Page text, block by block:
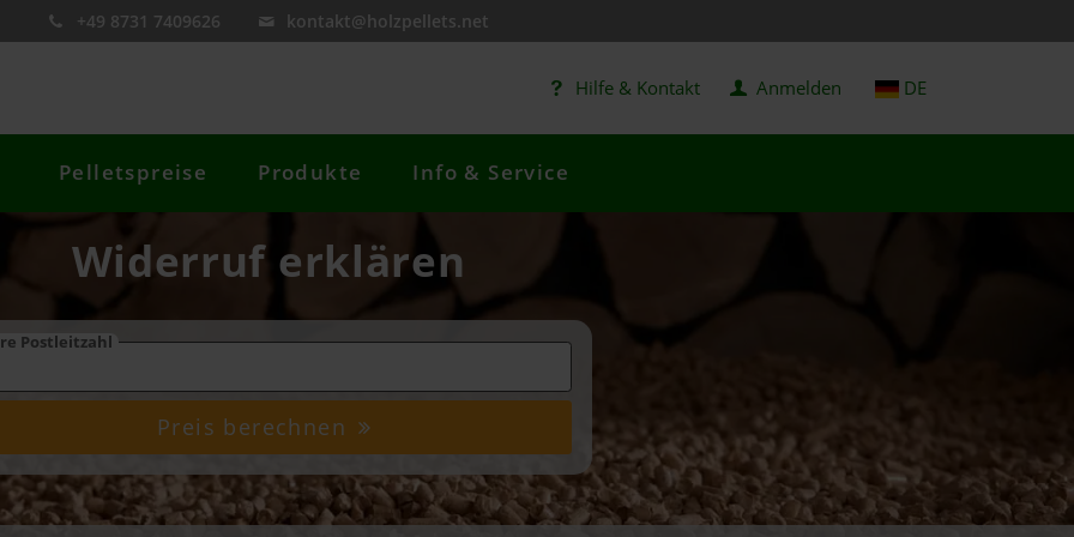
+49 8731 7409626 kontakt@holzpellets.net
Hilfe & Kontakt Anmelden DE
Pelletspreise Produkte Info & Service
Widerruf erklären
Postleitzahl
Preis berechnen